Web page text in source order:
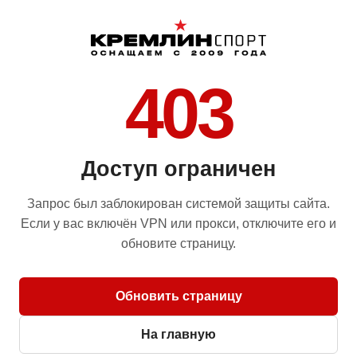
403
Доступ ограничен
Запрос был заблокирован системой защиты сайта.
Если у вас включён VPN или прокси, отключите его и
обновите страницу.
Обновить страницу
На главную